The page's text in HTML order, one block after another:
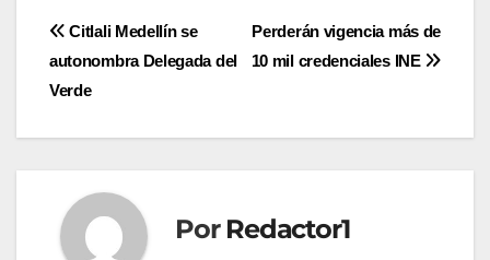
Navegación
de
entradas
Perderán vigencia más de
10 mil credenciales INE
Citlali Medellín se
autonombra Delegada del
Verde
Por Redactor1